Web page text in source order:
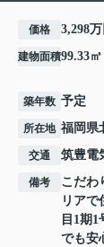
価格 3,298万
建物面積99.33㎡
築年数 予定
所在地 福岡県
交通 筑豊電
備考
こだわ
リアで
目1期
でも安